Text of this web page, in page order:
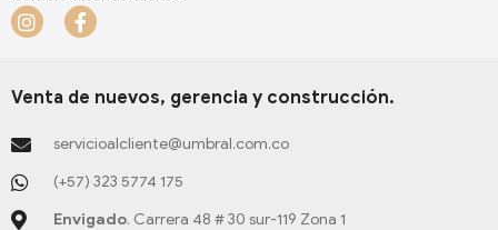
t
a
a
e
b
k
f
s
-
p
n
i
n
I
n
a
r
a
m
F
a
b
o
k
-
f
Venta de nuevos, gerencia y construcción.
servicioalcliente@umbral.com.co
(+57) 323 5774 175
Envigado. Carrera 48 # 30 sur-119 Zona 1